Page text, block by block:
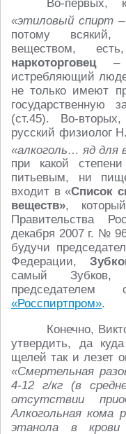
Во-первых,
«этиловый спирт
потому
веществом,
наркоторговец–
истребляющий
не только имеют
государственную
(ст.45). Во-
русский физиолог
«алкоголь… яд для
при какой
питьевым, ни
входит в «Список
веществ»,
Правительства
декабря 2007 г. №
будучи
Федерации,
самый Зубков,
«Росспиртпром».
Конечно,
утвердить, да
щелей так и лезет
«Смертельная
4-12 г/кг (в
отсутствии
Алкогольная кома
этанола в